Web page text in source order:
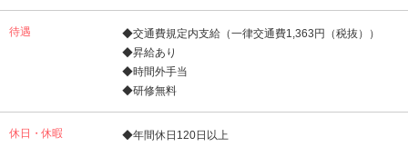
待遇
◆交通費規定内支給（一律交通費1,363円（税抜））
◆昇給あり
◆時間外手当
◆研修無料
休日・休暇
◆年間休日120日以上